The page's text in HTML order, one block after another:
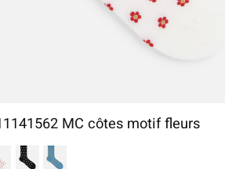
MC côtes motif fleurs